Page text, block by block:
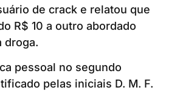
de crack e relatou que
R$ 10 a outro abordado
droga.
pessoal no segundo
pelas iniciais D. M. F.